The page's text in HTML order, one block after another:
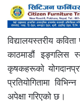
विद्यालयस्तरीय
काठमाडौं इङ्गलिस
कृषकहरूको
प्रतियोगितामा
अपेक्षा गरिएको छ।